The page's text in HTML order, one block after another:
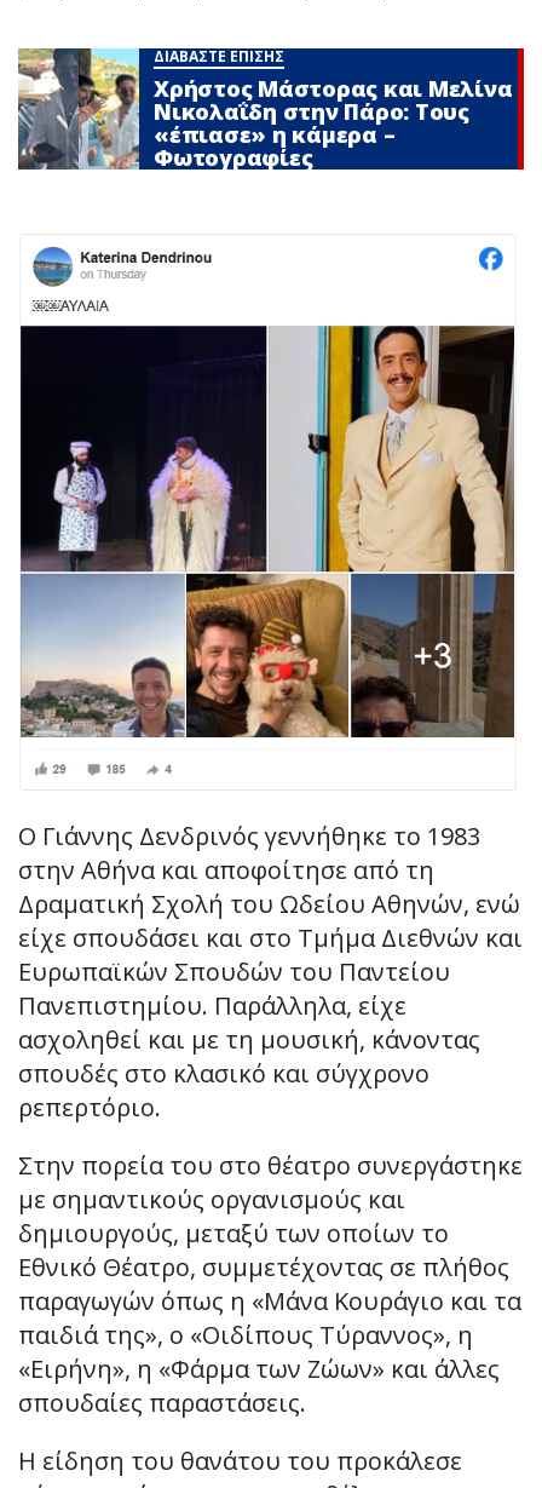
ΔΙΑΒΑΣΤΕ ΕΠΙΣΗΣ
Χρήστος Μάστορας και Μελίνα
Νικολαΐδη στην Πάρο: Τους
«έπιασε» η κάμερα –
Φωτογραφίες
Ο Γιάννης Δενδρινός γεννήθηκε το 1983
στην Αθήνα και αποφοίτησε από τη
Δραματική Σχολή του Ωδείου Αθηνών, ενώ
είχε σπουδάσει και στο Τμήμα Διεθνών και
Ευρωπαϊκών Σπουδών του Παντείου
Πανεπιστημίου. Παράλληλα, είχε
ασχοληθεί και με τη μουσική, κάνοντας
σπουδές στο κλασικό και σύγχρονο
ρεπερτόριο.
Στην πορεία του στο θέατρο συνεργάστηκε
με σημαντικούς οργανισμούς και
δημιουργούς, μεταξύ των οποίων το
Εθνικό Θέατρο, συμμετέχοντας σε πλήθος
παραγωγών όπως η «Μάνα Κουράγιο και τα
παιδιά της», ο «Οιδίπους Τύραννος», η
«Ειρήνη», η «Φάρμα των Ζώων» και άλλες
σπουδαίες παραστάσεις.
Η είδηση του θανάτου του προκάλεσε